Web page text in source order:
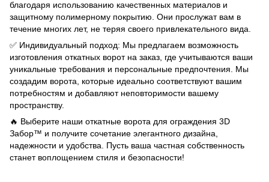
благодаря использованию качественных материалов и
защитному полимерному покрытию. Они прослужат вам в
течение многих лет, не теряя своего привлекательного вида.
✅ Индивидуальный подход: Мы предлагаем возможность
изготовления откатных ворот на заказ, где учитываются ваши
уникальные требования и персональные предпочтения. Мы
создадим ворота, которые идеально соответствуют вашим
потребностям и добавляют неповторимости вашему
пространству.
🔥 Выберите наши откатные ворота для ограждения 3D
Забор™ и получите сочетание элегантного дизайна,
надежности и удобства. Пусть ваша частная собственность
станет воплощением стиля и безопасности!